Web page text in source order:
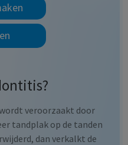
veroorzaakt door
tandplak op de tanden
dan verkalkt de